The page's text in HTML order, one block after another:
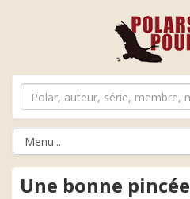
Une bonne pincée